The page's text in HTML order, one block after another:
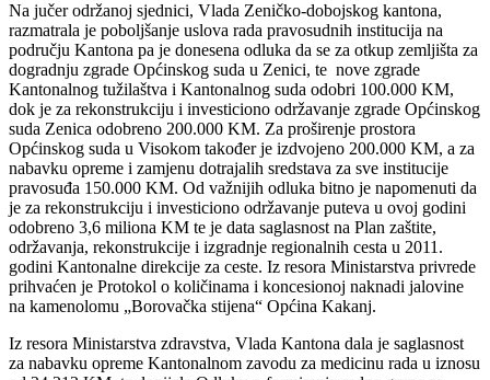
Na jučer održanoj sjednici, Vlada Zeničko-dobojskog kantona,
razmatrala je poboljšanje uslova rada pravosudnih institucija na
području Kantona pa je donesena odluka da se za otkup zemljišta za
dogradnju zgrade Općinskog suda u Zenici, te nove zgrade
Kantonalnog tužilaštva i Kantonalnog suda odobri 100.000 KM,
dok je za rekonstrukciju i investiciono održavanje zgrade Općinskog
suda Zenica odobreno 200.000 KM. Za proširenje prostora
Općinskog suda u Visokom također je izdvojeno 200.000 KM, a za
nabavku opreme i zamjenu dotrajalih sredstava za sve institucije
pravosuđa 150.000 KM. Od važnijih odluka bitno je napomenuti da
je za rekonstrukciju i investiciono održavanje puteva u ovoj godini
odobreno 3,6 miliona KM te je data saglasnost na Plan zaštite,
održavanja, rekonstrukcije i izgradnje regionalnih cesta u 2011.
godini Kantonalne direkcije za ceste. Iz resora Ministarstva privrede
prihvaćen je Protokol o količinama i koncesionoj naknadi jalovine
na kamenolomu „Borovačka stijena“ Općina Kakanj.
Iz resora Ministarstva zdravstva, Vlada Kantona dala je saglasnost
za nabavku opreme Kantonalnom zavodu za medicinu rada u iznosu